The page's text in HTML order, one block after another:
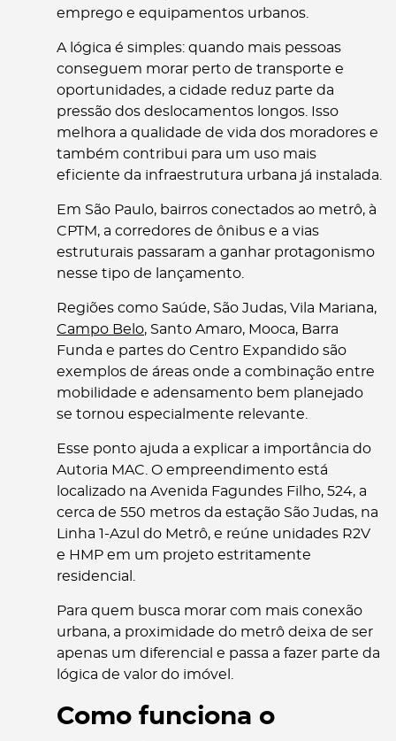
emprego e equipamentos urbanos.
A lógica é simples: quando mais pessoas
conseguem morar perto de transporte e
oportunidades, a cidade reduz parte da
pressão dos deslocamentos longos. Isso
melhora a qualidade de vida dos moradores e
também contribui para um uso mais
eficiente da infraestrutura urbana já instalada.
Em São Paulo, bairros conectados ao metrô, à
CPTM, a corredores de ônibus e a vias
estruturais passaram a ganhar protagonismo
nesse tipo de lançamento.
Regiões como Saúde, São Judas, Vila Mariana,
Campo Belo, Santo Amaro, Mooca, Barra
Funda e partes do Centro Expandido são
exemplos de áreas onde a combinação entre
mobilidade e adensamento bem planejado
se tornou especialmente relevante.
Esse ponto ajuda a explicar a importância do
Autoria MAC. O empreendimento está
localizado na Avenida Fagundes Filho, 524, a
cerca de 550 metros da estação São Judas, na
Linha 1-Azul do Metrô, e reúne unidades R2V
e HMP em um projeto estritamente
residencial.
Para quem busca morar com mais conexão
urbana, a proximidade do metrô deixa de ser
apenas um diferencial e passa a fazer parte da
lógica de valor do imóvel.
Como funciona o